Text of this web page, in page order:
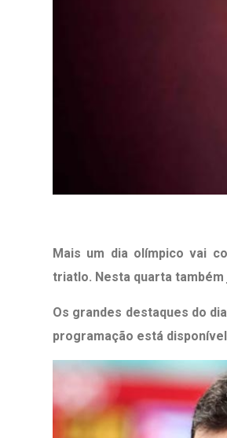
Mais um dia olímpico vai
triatlo. Nesta quarta
Os grandes destaques do
programação está disponível
1º
01